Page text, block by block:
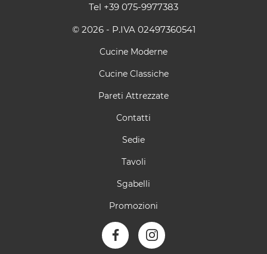
Tel +39 075-9977383
© 2026 - P.IVA 02497360541
Cucine Moderne
Cucine Classiche
Pareti Attrezzate
Contatti
Sedie
Tavoli
Sgabelli
Promozioni